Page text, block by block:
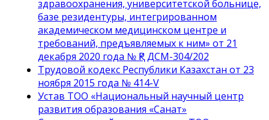
здравоохранения, университетской больнице,
базе резидентуры, интегрированном
академическом медицинском центре и
требований, предъявляемых к ним» от 21
декабря 2020 года № ҚР ДСМ-304/202
Трудовой кодекс Республики Казахстан от 23
ноября 2015 года № 414-V
Устав ТОО «Национальный научный центр
развития образования «Санат»